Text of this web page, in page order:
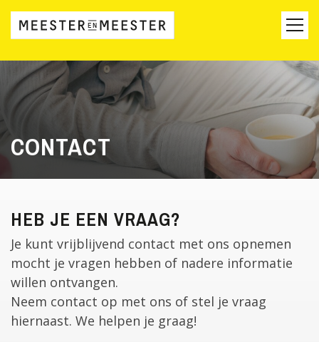
CONTACT
HEB JE EEN VRAAG?
Je kunt vrijblijvend contact met ons opnemen
mocht je vragen hebben of nadere informatie
willen ontvangen.
Neem contact op met ons of stel je vraag
hiernaast. We helpen je graag!